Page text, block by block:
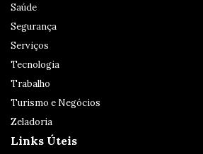
Saúde
Segurança
Serviços
Tecnologia
Trabalho
Turismo e Negócios
Zeladoria
Links Úteis